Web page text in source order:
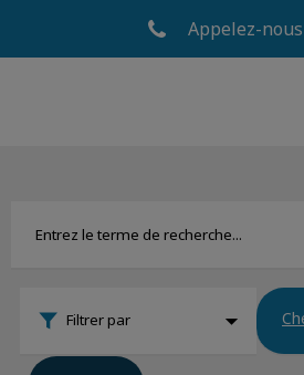
Appelez-nous
Filtrer par